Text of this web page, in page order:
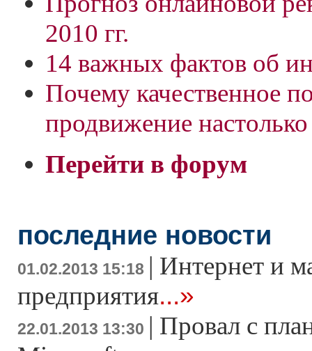
2010 гг.
14 важных фактов об
Почему качественное
продвижение
Перейти в форум
последние новости
01.02.2013 15:18 | Интернет и
предприятия...»
22.01.2013 13:30 | Провал с